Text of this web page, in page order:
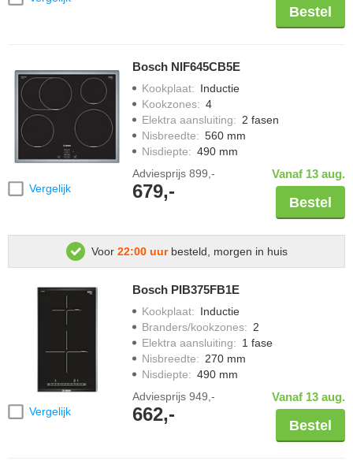
Bestel
Vergelijk
Bosch NIF645CB5E
Kookplaat: Inductie
Kookzones: 4
Elektra aansluiting: 2 fasen
Nisbreedte: 560 mm
Nisdiepte: 490 mm
Adviesprijs 899,-
679,-
Vanaf 13 aug.
Bestel
Voor 22:00 uurbesteld, morgen in huis
Vergelijk
Bosch PIB375FB1E
Kookplaat: Inductie
Branders/kookzones: 2
Elektra aansluiting: 1 fase
Nisbreedte: 270 mm
Nisdiepte: 490 mm
Adviesprijs 949,-
662,-
Vanaf 13 aug.
Bestel